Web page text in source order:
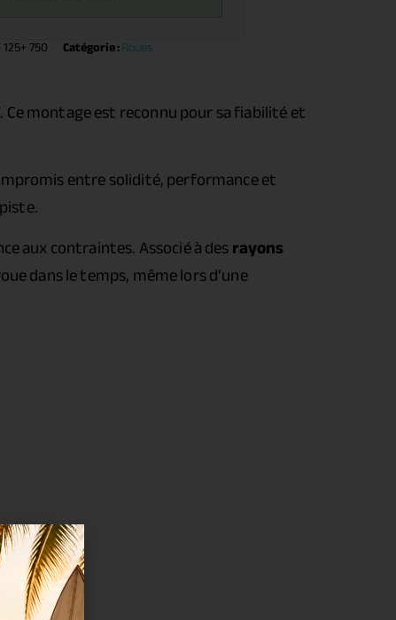
750 Catégorie :Roues
. Ce montage est reconnu pour sa fiabilité et
entre solidité, performance et
aux contraintes. Associé à desrayons
dans le temps, même lors d’une